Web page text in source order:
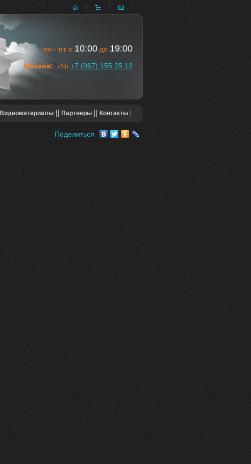
пн.- пт. с 10:00 до 19:00
Москва: т/ф +7 (967) 155 25 12
Видеоматериалы Партнеры Контакты
Поделиться